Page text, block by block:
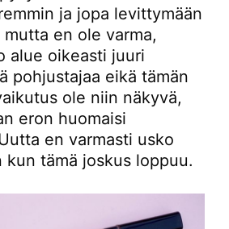
ja jopa levittymään
en ole varma,
alue oikeasti juuri
pohjustajaa eikä tämän
ole niin näkyvä,
eron huomaisi
en varmasti usko
kun tämä joskus loppuu.